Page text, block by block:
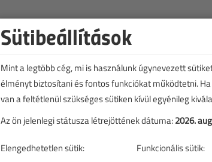
Sütibeállítások
Mint a legtöbb cég, mi is használunk úgynevezett
élményt biztosítani és fontos funkciókat működtetni.
van a feltétlenül szükséges sütiken kívül egyénileg
Az ön jelenlegi státusza létrejöttének dátuma:2026.
Elengedhetetlen sütik: Funkcionális sütik: